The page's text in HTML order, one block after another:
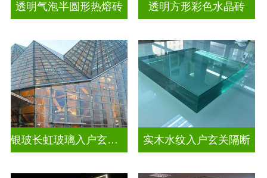
透明气泡半圆形热熔砖 透明方形彩色水晶砖
银玻长虹玻璃入户玄关隔断 实木水纹入户玄关隔断